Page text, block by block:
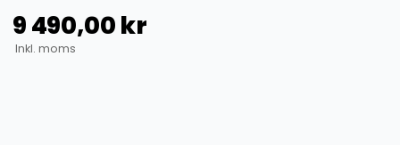
9 490,00kr
Inkl. moms